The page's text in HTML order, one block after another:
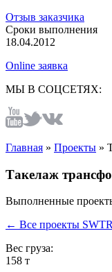
Отзыв заказчика
Сроки выполнения
18.04.2012
Online заявка
МЫ В СОЦСЕТЯХ:
Главная » Проекты »
Такелаж
Выполненные
← Все проекты
Вес груза:
158 т